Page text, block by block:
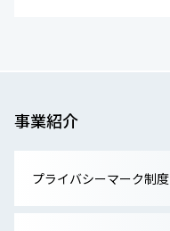
事業紹介
プライバシーマーク制度